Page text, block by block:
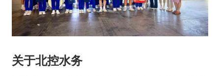
关于北控水务